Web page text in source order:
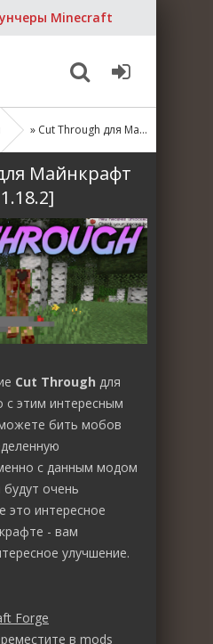
Minecraft
» Cut Through для Майнкрафт [1.20.4, 1.20.1, 1.18.2]
Майнкрафт
Cut Through для
с этим интересным
бить мобов
с данным модом
очень
это интересное
- вам
улучшение.
Forge
в mods